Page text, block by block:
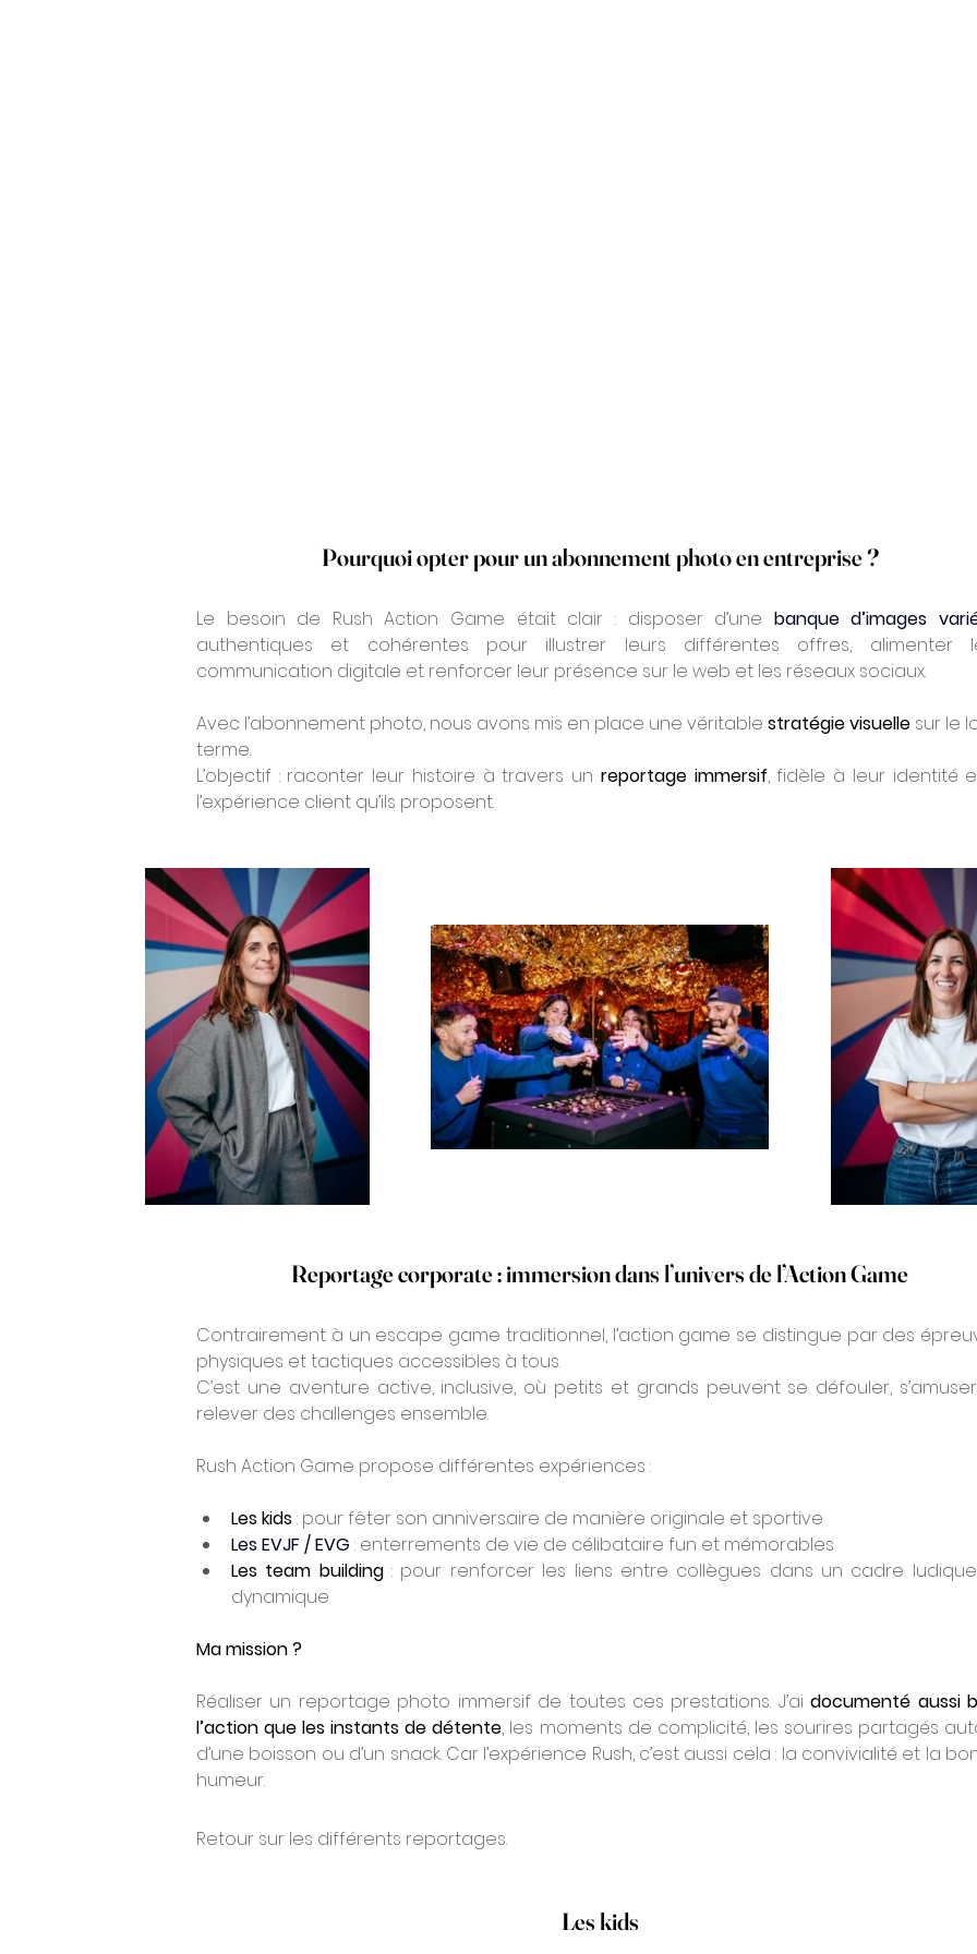
Pourquoi opter pour un abonnement photo en entreprise ?
Le besoin de Rush Action Game était clair : disposer d’une banque d’images
authentiques et cohérentes pour illustrer leurs différentes offres, alimenter
communication digitale et renforcer leur présence sur le web et les réseaux sociaux.
Avec l’abonnement photo, nous avons mis en place une véritable stratégie visuelle sur le
terme.
L’objectif : raconter leur histoire à travers un reportage immersif, fidèle à leur identité
l’expérience client qu’ils proposent.
Reportage corporate : immersion dans l’univers de l’Action Game
Contrairement à un escape game traditionnel, l’action game se distingue par des
physiques et tactiques accessibles à tous.
C’est une aventure active, inclusive, où petits et grands peuvent se défouler,
relever des challenges ensemble.
Rush Action Game propose différentes expériences :
Les kids : pour fêter son anniversaire de manière originale et sportive
Les EVJF / EVG : enterrements de vie de célibataire fun et mémorables
Les team building : pour renforcer les liens entre collègues dans un cadre
dynamique
Ma mission ?
Réaliser un reportage photo immersif de toutes ces prestations. J’ai documenté aussi
l’action que les instants de détente, les moments de complicité, les sourires partagés
d’une boisson ou d’un snack. Car l’expérience Rush, c’est aussi cela : la convivialité et la
humeur.
Retour sur les différents reportages.
Les kids